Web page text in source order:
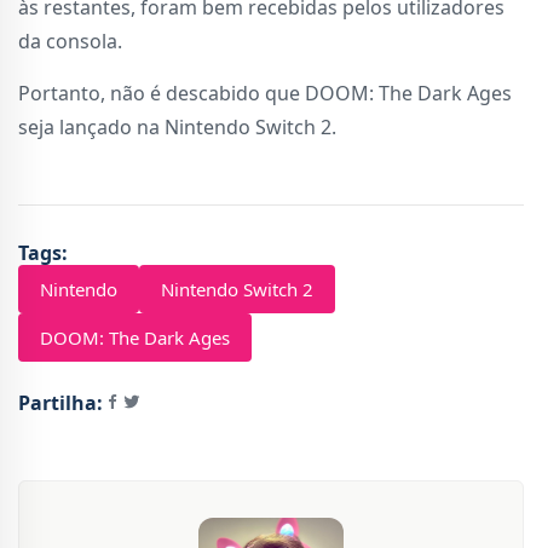
às restantes, foram bem recebidas pelos utilizadores
da consola.
Portanto, não é descabido que DOOM: The Dark Ages
seja lançado na Nintendo Switch 2.
Tags:
Nintendo
Nintendo Switch 2
DOOM: The Dark Ages
Partilha: